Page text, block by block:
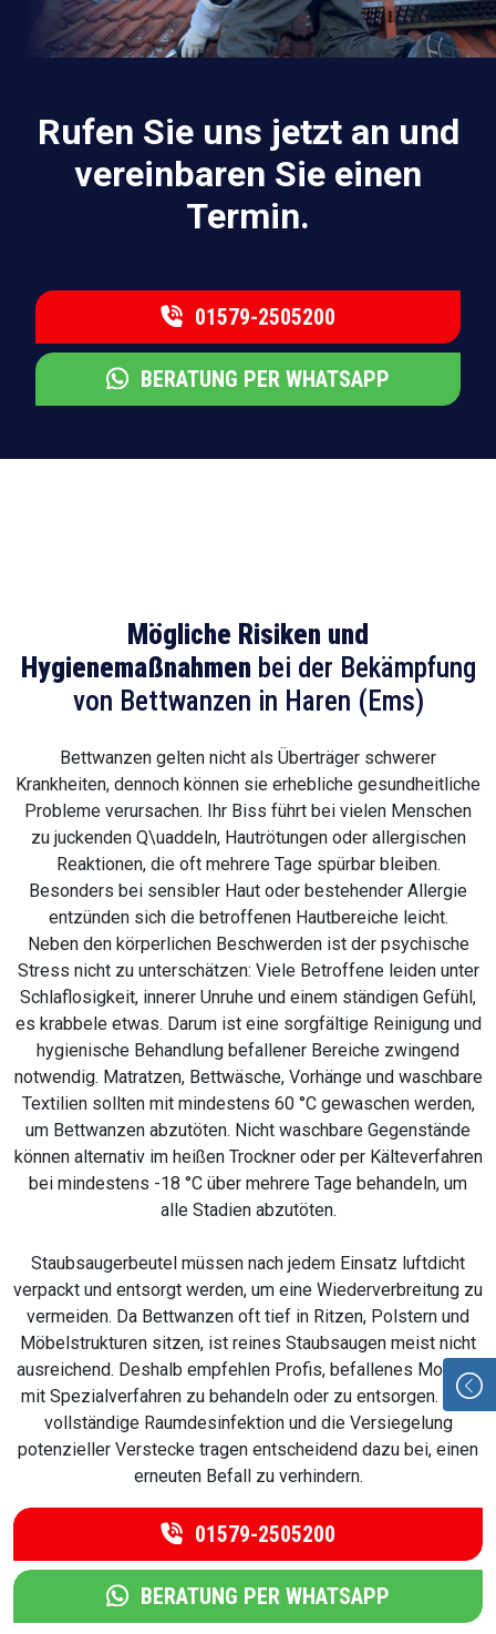
Rufen Sie uns jetzt an und
vereinbaren Sie einen
Termin.
01579-2505200
BERATUNG PER WHATSAPP
Mögliche Risiken und
Hygienemaßnahmen bei der Bekämpfung
von Bettwanzen in Haren (Ems)
Bettwanzen gelten nicht als Überträger schwerer
Krankheiten, dennoch können sie erhebliche gesundheitliche
Probleme verursachen. Ihr Biss führt bei vielen Menschen
zu juckenden Q\uaddeln, Hautrötungen oder allergischen
Reaktionen, die oft mehrere Tage spürbar bleiben.
Besonders bei sensibler Haut oder bestehender Allergie
entzünden sich die betroffenen Hautbereiche leicht.
Neben den körperlichen Beschwerden ist der psychische
Stress nicht zu unterschätzen: Viele Betroffene leiden unter
Schlaflosigkeit, innerer Unruhe und einem ständigen Gefühl,
es krabbele etwas. Darum ist eine sorgfältige Reinigung und
hygienische Behandlung befallener Bereiche zwingend
notwendig. Matratzen, Bettwäsche, Vorhänge und waschbare
Textilien sollten mit mindestens 60 °C gewaschen werden,
um Bettwanzen abzutöten. Nicht waschbare Gegenstände
können alternativ im heißen Trockner oder per Kälteverfahren
bei mindestens -18 °C über mehrere Tage behandeln, um
alle Stadien abzutöten.
Staubsaugerbeutel müssen nach jedem Einsatz luftdicht
verpackt und entsorgt werden, um eine Wiederverbreitung zu
vermeiden. Da Bettwanzen oft tief in Ritzen, Polstern und
Möbelstrukturen sitzen, ist reines Staubsaugen meist nicht
ausreichend. Deshalb empfehlen Profis, befallenes Mobiliar
mit Spezialverfahren zu behandeln oder zu entsorgen. Eine
vollständige Raumdesinfektion und die Versiegelung
potenzieller Verstecke tragen entscheidend dazu bei, einen
erneuten Befall zu verhindern.
01579-2505200
BERATUNG PER WHATSAPP